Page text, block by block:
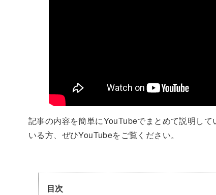
記事の内容を簡単にYouTubeでまとめて説明し
いる方、ぜひYouTubeをご覧ください。
目次